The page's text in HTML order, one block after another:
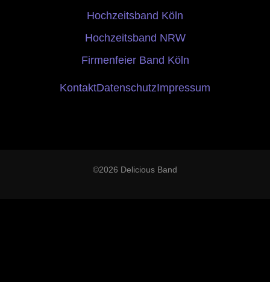
Hochzeitsband Köln
Hochzeitsband NRW
Firmenfeier Band Köln
KontaktDatenschutzImpressum
©2026 Delicious Band